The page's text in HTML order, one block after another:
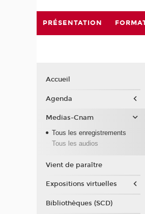
PRÉSENTATION
Accueil
Agenda
Medias-Cnam
Tous les enregistrements
Tous les audios
Vient de paraître
Expositions virtuelles
Bibliothèques (SCD)